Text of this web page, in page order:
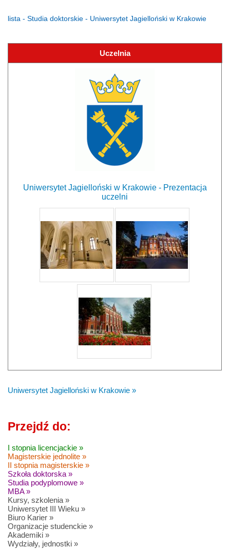
lista - Studia doktorskie - Uniwersytet Jagielloński w Krakowie
Uczelnia
Uniwersytet Jagielloński w Krakowie - Prezentacja
uczelni
Uniwersytet Jagielloński w Krakowie »
Przejdź do:
I stopnia licencjackie »
Magisterskie jednolite »
II stopnia magisterskie »
Szkoła doktorska »
Studia podyplomowe »
MBA »
Kursy, szkolenia »
Uniwersytet III Wieku »
Biuro Karier »
Organizacje studenckie »
Akademiki »
Wydziały, jednostki »